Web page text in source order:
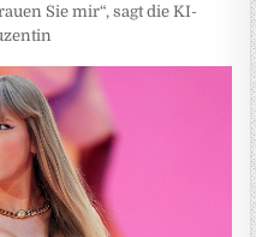
Sie mir“, sagt die KI-